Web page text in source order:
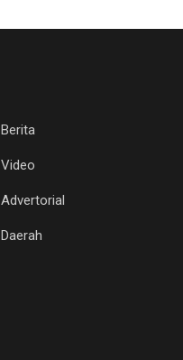
Berita
Video
Advertorial
Daerah